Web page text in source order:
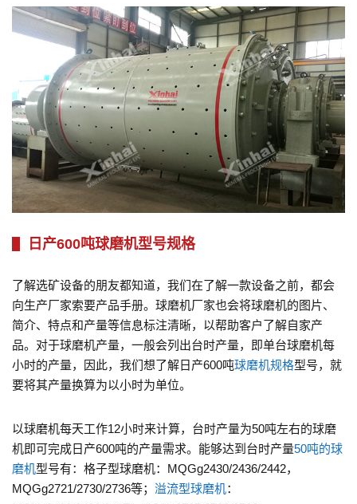
日产600吨球磨机型号规格
了解选矿设备的朋友都知道，我们在了解一款设备之前，都会
向生产厂家索要产品手册。球磨机厂家也会将球磨机的图片、
简介、特点和产量等信息标注清晰，以帮助客户了解自家产
品。对于球磨机产量，一般会列出台时产量，即单台球磨机每
小时的产量，因此，我们想了解日产600吨球磨机规格型号，就
要将其产量换算为以小时为单位。
以球磨机每天工作12小时来计算，台时产量为50吨左右的球磨
机即可完成日产600吨的产量需求。能够达到台时产量50吨的球
磨机型号有：格子型球磨机：MQGg2430/2436/2442，
MQGg2721/2730/2736等； 溢流型球磨机：